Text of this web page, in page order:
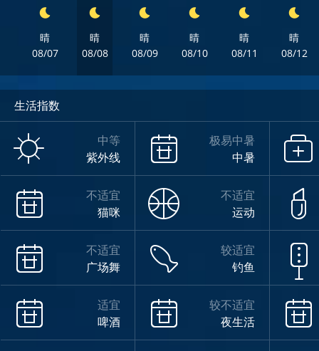
晴
08/07
晴
08/08
晴
08/09
晴
08/10
晴
08/11
晴
08/12
生活指数
中等
紫外线
极易中暑
中暑
不适宜
猫咪
不适宜
运动
不适宜
广场舞
较适宜
钓鱼
适宜
啤酒
较不适宜
夜生活